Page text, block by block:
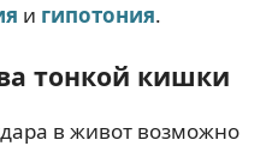
и гипотония.
тонкой кишки
в живот возможно